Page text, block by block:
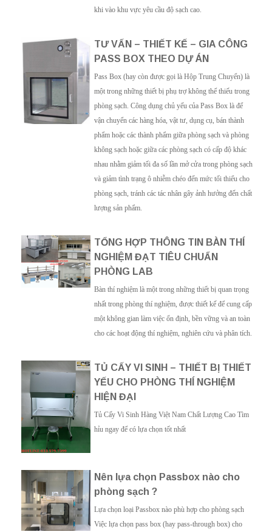
khi vào khu vực yêu cầu độ sạch cao.
TƯ VẤN – THIẾT KẾ – GIA CÔNG
PASS BOX THEO DỰ ÁN
Pass Box (hay còn được gọi là Hộp Trung Chuyển) là
một trong những thiết bị phụ trợ không thể thiếu trong
phòng sạch. Công dụng chủ yếu của Pass Box là để
vận chuyển các hàng hóa, vật tư, dụng cụ, bán thành
phẩm hoặc các thành phẩm giữa phòng sạch và phòng
không sạch hoặc giữa các phòng sạch có cấp độ khác
nhau nhằm giảm tối đa số lần mở cửa trong phòng sạch
và giảm tình trạng ô nhiễm chéo đến mức tối thiểu cho
phòng sạch, tránh các tác nhân gây ảnh hưởng đến chất
lượng sản phẩm.
TỔNG HỢP THÔNG TIN BÀN THÍ
NGHIỆM ĐẠT TIÊU CHUẨN
PHÒNG LAB
Bàn thí nghiệm là một trong những thiết bị quan trọng
nhất trong phòng thí nghiệm, được thiết kế để cung cấp
một không gian làm việc ổn định, bền vững và an toàn
cho các hoạt động thí nghiệm, nghiên cứu và phân tích.
TỦ CẤY VI SINH – THIẾT BỊ THIẾT
YẾU CHO PHÒNG THÍ NGHIỆM
HIỆN ĐẠI
Tủ Cấy Vi Sinh Hàng Việt Nam Chất Lượng Cao Tìm
hỉu ngay để có lựa chọn tốt nhất
Nên lựa chọn Passbox nào cho
phòng sạch ?
Lựa chọn loại Passbox nào phù hợp cho phòng sạch
Việc lựa chọn pass box (hay pass-through box) cho